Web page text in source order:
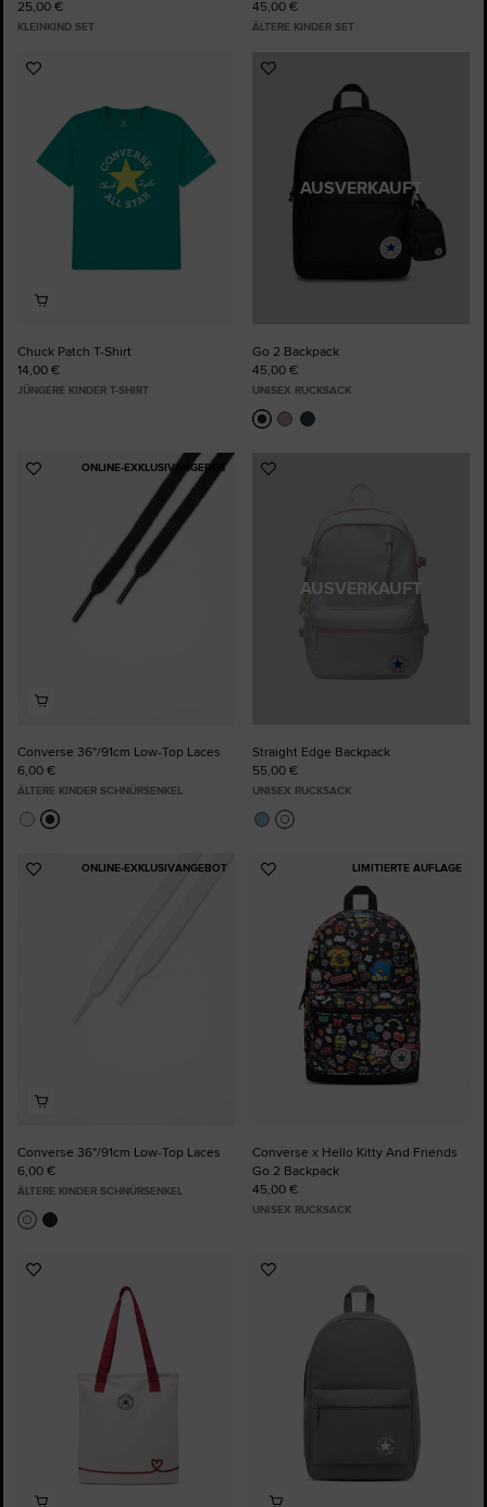
25,00 €
KLEINKIND SET
45,00 €
ÄLTERE KINDER SET
Zu
hinzufügen
Chuck Patch T-Shirt
14,00 €
JÜNGERE KINDER T-SHIRT
AUSVERKAUFT
Zu
hinzufügen
Go 2 Backpack
45,00 €
UNISEX RUCKSACK
ONLINE-EXKLUSIVANGEBOT
Zu
Converse 36"/91cm Low-Top Laces
6,00 €
ÄLTERE KINDER SCHNÜRSENKEL
AUSVERKAUFT
Zu
hinzufügen
Straight Edge Backpack
55,00 €
UNISEX RUCKSACK
ONLINE-EXKLUSIVANGEBOT
Zu
Converse 36"/91cm Low-Top Laces
6,00 €
ÄLTERE KINDER SCHNÜRSENKEL
LIMITIERTE AUFLAGE
Zu
hinzufügen
Converse x Hello Kitty And Friends
Go 2 Backpack
45,00 €
UNISEX RUCKSACK
Zu
Zu
hinzufügen